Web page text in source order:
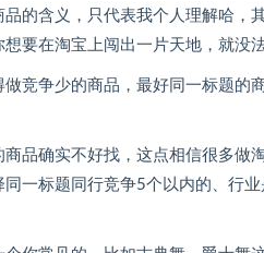
的含义，只代表我个人理解哈，
要在淘宝上闯出一片天地，就没
做竞争少的商品，最好同一标题
品确实不好找，这点相信很多做
一标题同行竞争5个以内的、行